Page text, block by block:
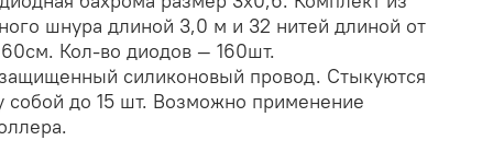
шнура длиной 3,0 м и 32 нитей длиной от
Кол-во диодов — 160шт.
силиконовый провод. Стыкуются
собой до 15 шт. Возможно применение